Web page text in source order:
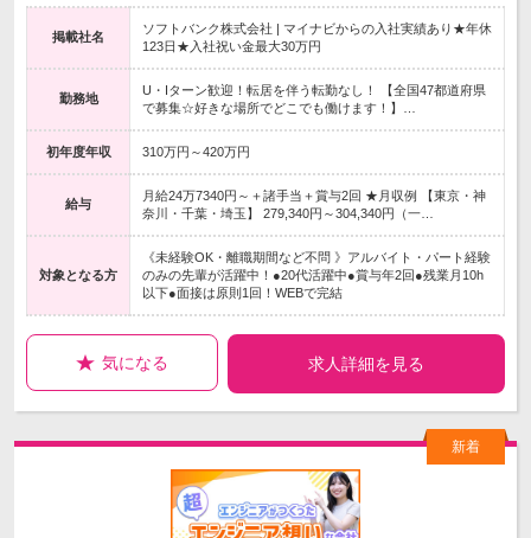
掲載社名
ソフトバンク株式会社 | マイナビからの入社実績あり★年休
123日★入社祝い金最大30万円
勤務地
U・Iターン歓迎！転居を伴う転勤なし！ 【全国47都道府県
で募集☆好きな場所でどこでも働けます！】…
初年度年収 310万円～420万円
給与
月給24万7340円～＋諸手当＋賞与2回 ★月収例 【東京・神
奈川・千葉・埼玉】 279,340円～304,340円（一…
対象となる方
《未経験OK・離職期間など不問 》アルバイト・パート経験
のみの先輩が活躍中！●20代活躍中●賞与年2回●残業月10h
以下●面接は原則1回！WEBで完結
気になる 求人詳細を見る